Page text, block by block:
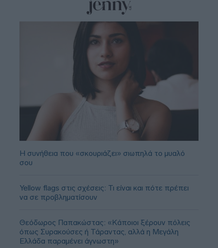
Η συνήθεια που «σκουριάζει» σιωπηλά το μυαλό
σου
Yellow flags στις σχέσεις: Τι είναι και πότε πρέπει
να σε προβληματίσουν
Θεόδωρος Παπακώστας: «Κάποιοι ξέρουν πόλεις
όπως Συρακούσες ή Τάραντας, αλλά η Μεγάλη
Ελλάδα παραμένει άγνωστη»